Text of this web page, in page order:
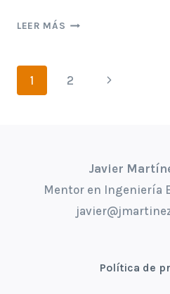
LEER MÁS LINARES
Navegación
1 2
Siguiente
Javier
Mentor en Ingeniería
Política de